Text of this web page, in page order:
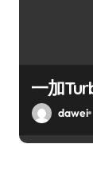
一加
dawei